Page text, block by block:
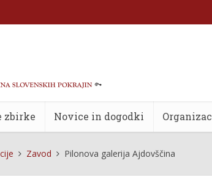
zbirke Novice in dogodki
Zavod Pilonova galerija Ajdovščina